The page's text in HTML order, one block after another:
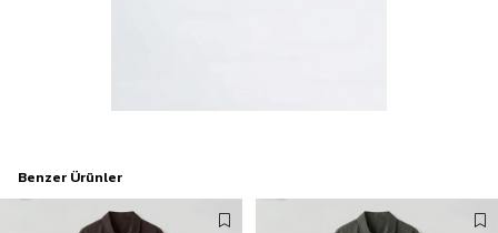
Benzer Ürünler